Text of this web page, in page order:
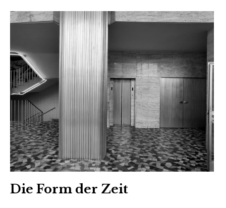
Die Form der Zeit